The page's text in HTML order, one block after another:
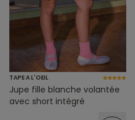
TAPE A L'OEIL
Jupe fille blanche volantée
avec short intégré